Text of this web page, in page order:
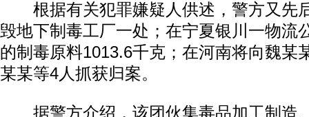
根据有关犯罪嫌疑人供述，警方又先
毁地下制毒工厂一处；在宁夏银川一物流
的制毒原料1013.6千克；在河南将向魏某
某某等4人抓获归案。
据警方介绍，该团伙集毒品加工制造